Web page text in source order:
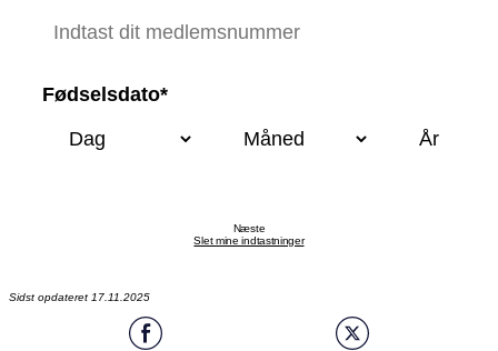
Fødselsdato*
Slet mine indtastninger
Næste
Sidst opdateret 17.11.2025